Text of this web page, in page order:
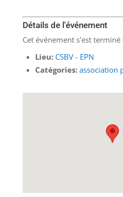
Détails de l'événement
Cet événement s'est
Lieu: CSBV - EPN
Catégories: association